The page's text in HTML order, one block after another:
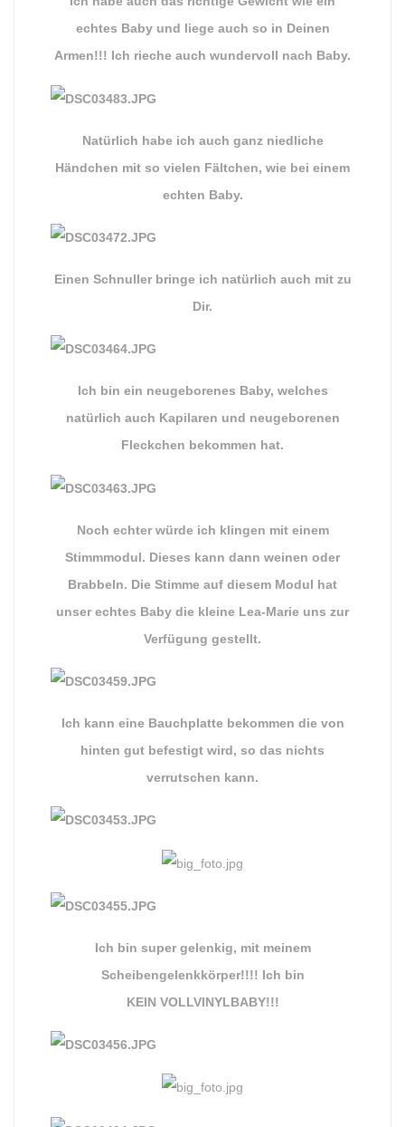
echtes Baby und liege auch so in Deinen
Armen!!! Ich rieche auch wundervoll nach Baby.
Natürlich habe ich auch ganz niedliche
Händchen mit so vielen Fältchen, wie bei einem
echten Baby.
Einen Schnuller bringe ich natürlich auch mit zu
Dir.
Ich bin ein neugeborenes Baby, welches
natürlich auch Kapilaren und neugeborenen
Fleckchen bekommen hat.
Noch echter würde ich klingen mit einem
Stimmmodul. Dieses kann dann weinen oder
Brabbeln. Die Stimme auf diesem Modul hat
unser echtes Baby die kleine Lea-Marie uns zur
Verfügung gestellt.
Ich kann eine Bauchplatte bekommen die von
hinten gut befestigt wird, so das nichts
verrutschen kann.
Ich bin super gelenkig, mit meinem
Scheibengelenkkörper!!!! Ich bin
KEIN VOLLVINYLBABY!!!